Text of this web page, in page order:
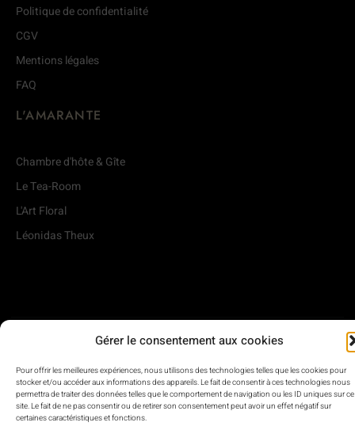
Gérer le consentement aux cookies
Pour offrir les meilleures expériences, nous utilisons des technologies telles que les cookies pour
stocker et/ou accéder aux informations des appareils. Le fait de consentir à ces technologies nous
permettra de traiter des données telles que le comportement de navigation ou les ID uniques sur ce
site. Le fait de ne pas consentir ou de retirer son consentement peut avoir un effet négatif sur
certaines caractéristiques et fonctions.
Politique de confidentialité
CGV
Mentions légales
FAQ
L'AMARANTE
Chambre d'hôte & Gîte
Le Tea-Room
L'Art Floral
Léonidas Theux
Copyright © 2022. Touts droits réservés